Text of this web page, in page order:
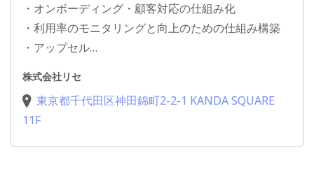
・オンボーディング・顧客対応の仕組み化
・利用率のモニタリングと向上のための仕組み構築
・アップセル…
株式会社リセ
東京都千代田区神田錦町2-2-1 KANDA SQUARE
11F